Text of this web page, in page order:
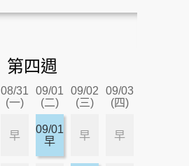
第四週
08/31
(一)
09/01
(二)
09/02
(三)
09/03
(四)
早
09/01
早
早 早